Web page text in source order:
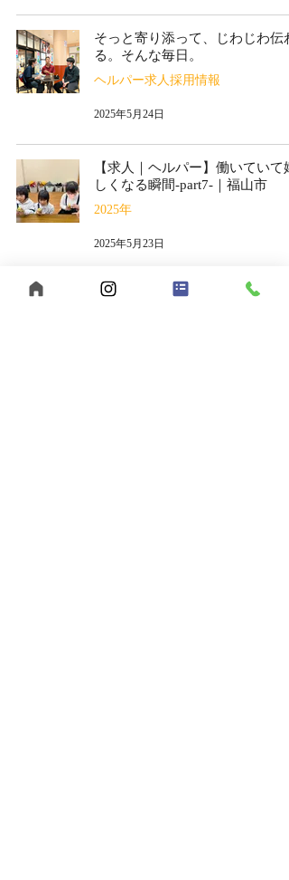
そっと寄り添って、じわじわ伝わ
る。そんな毎日。
ヘルパー求人採用情報
2025年5月24日
【求人｜ヘルパー】働いていて嬉
しくなる瞬間-part7-｜福山市
2025年
2025年5月23日
【求人｜ヘルパー】働いていて嬉